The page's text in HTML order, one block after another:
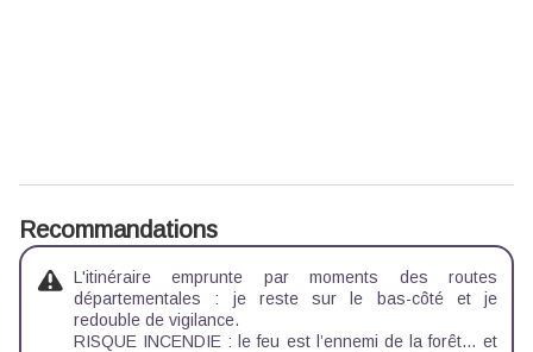
Recommandations
L'itinéraire emprunte par moments des routes
départementales : je reste sur le bas-côté et je
redouble de vigilance.
RISQUE INCENDIE : le feu est l’ennemi de la forêt… et